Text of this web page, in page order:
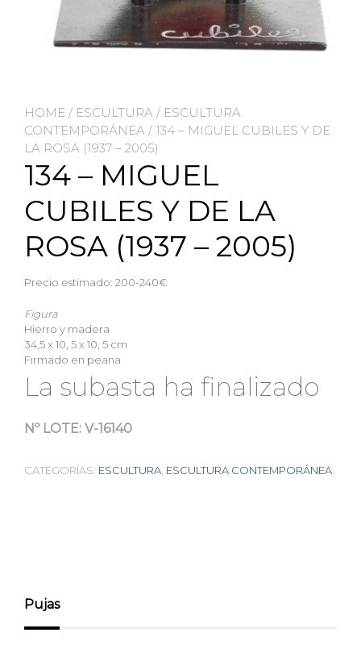
HOME / ESCULTURA / ESCULTURA
CONTEMPORÁNEA / 134 – MIGUEL CUBILES Y DE
LA ROSA (1937 – 2005)
134 – MIGUEL
CUBILES Y DE LA
ROSA (1937 – 2005)
Precio estimado: 200-240€
Figura
Hierro y madera
34,5 x 10, 5 x 10, 5 cm
Firmado en peana
La subasta ha finalizado
Nº LOTE: V-16140
CATEGORÍAS: ESCULTURA ESCULTURA CONTEMPORÁNEA
Pujas